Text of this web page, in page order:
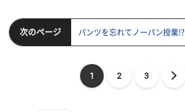
次のページ パンツを忘れてノーパン授業!?
1 2 3